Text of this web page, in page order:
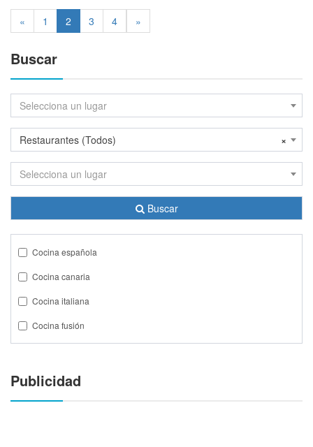
« 1 2 3 4 »
Buscar
Selecciona un lugar
×
Restaurantes (Todos)
Selecciona un lugar
Buscar
Cocina española
Cocina canaria
Cocina italiana
Cocina fusión
Publicidad